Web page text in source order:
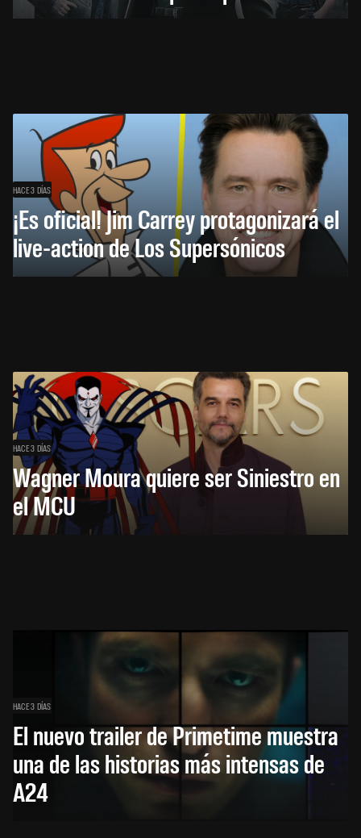
HACE 3 DÍAS
¡Es oficial! Jim Carrey protagonizará el
live-action de Los Supersónicos
HACE 3 DÍAS
Wagner Moura quiere ser Siniestro en
el MCU
HACE 3 DÍAS
El nuevo trailer de Primetime muestra
una de las historias más intensas de
A24